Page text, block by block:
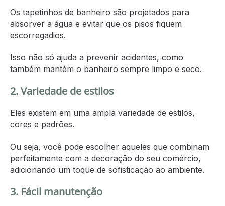
Os tapetinhos de banheiro são projetados para
absorver a água e evitar que os pisos fiquem
escorregadios.
Isso não só ajuda a prevenir acidentes, como
também mantém o banheiro sempre limpo e seco.
2. Variedade de estilos
Eles existem em uma ampla variedade de estilos,
cores e padrões.
Ou seja, você pode escolher aqueles que combinam
perfeitamente com a decoração do seu comércio,
adicionando um toque de sofisticação ao ambiente.
3. Fácil manutenção